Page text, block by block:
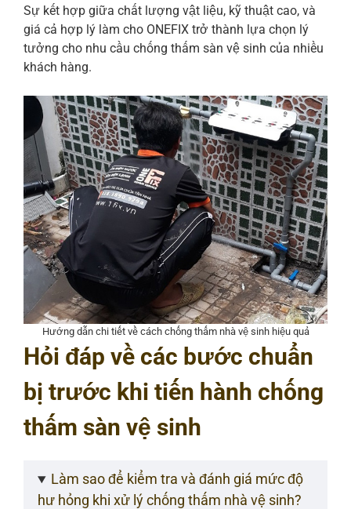
Sự kết hợp giữa chất lượng vật liệu, kỹ thuật cao, và
giá cả hợp lý làm cho ONEFIX trở thành lựa chọn lý
tưởng cho nhu cầu chống thấm sàn vệ sinh của nhiều
khách hàng.
Hướng dẫn chi tiết về cách chống thấm nhà vệ sinh hiệu quả
Hỏi đáp về các bước chuẩn
bị trước khi tiến hành chống
thấm sàn vệ sinh
Làm sao để kiểm tra và đánh giá mức độ
hư hỏng khi xử lý chống thấm nhà vệ sinh?